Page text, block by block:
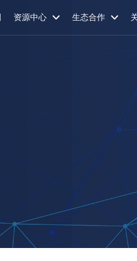
资源中心 生态合作